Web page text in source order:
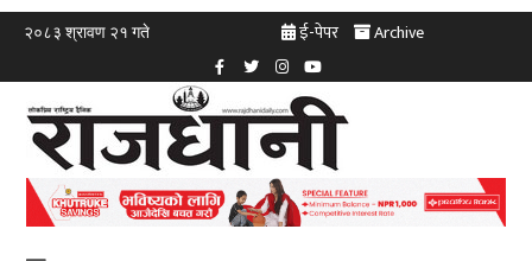
२०८३ श्रावण २१ गते ई-पेपर Archive